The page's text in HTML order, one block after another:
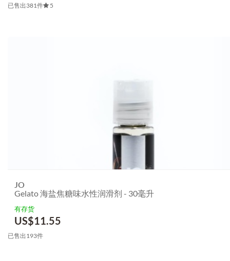
已售出381件 5
JO
Gelato 海盐焦糖味水性润滑剂 - 30毫升
有存货
US$11.55
已售出193件